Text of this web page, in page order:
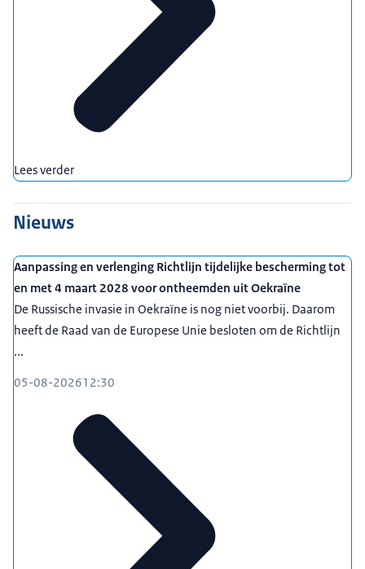
Lees verder
Nieuws
Aanpassing en verlenging Richtlijn tijdelijke bescherming tot
en met 4 maart 2028 voor ontheemden uit Oekraïne
De Russische invasie in Oekraïne is nog niet voorbij. Daarom
heeft de Raad van de Europese Unie besloten om de Richtlijn
...
05-08-202612:30